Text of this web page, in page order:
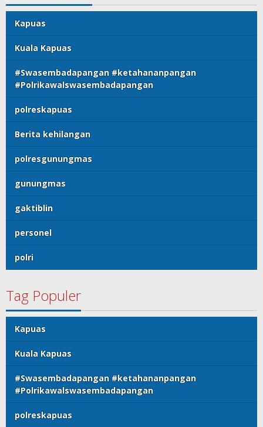
Kapuas
Kuala Kapuas
#Swasembadapangan #ketahananpangan
#Polrikawalswasembadapangan
polreskapuas
Berita kehilangan
polresgunungmas
gunungmas
gaktiblin
personel
polri
Tag Populer
Kapuas
Kuala Kapuas
#Swasembadapangan #ketahananpangan
#Polrikawalswasembadapangan
polreskapuas